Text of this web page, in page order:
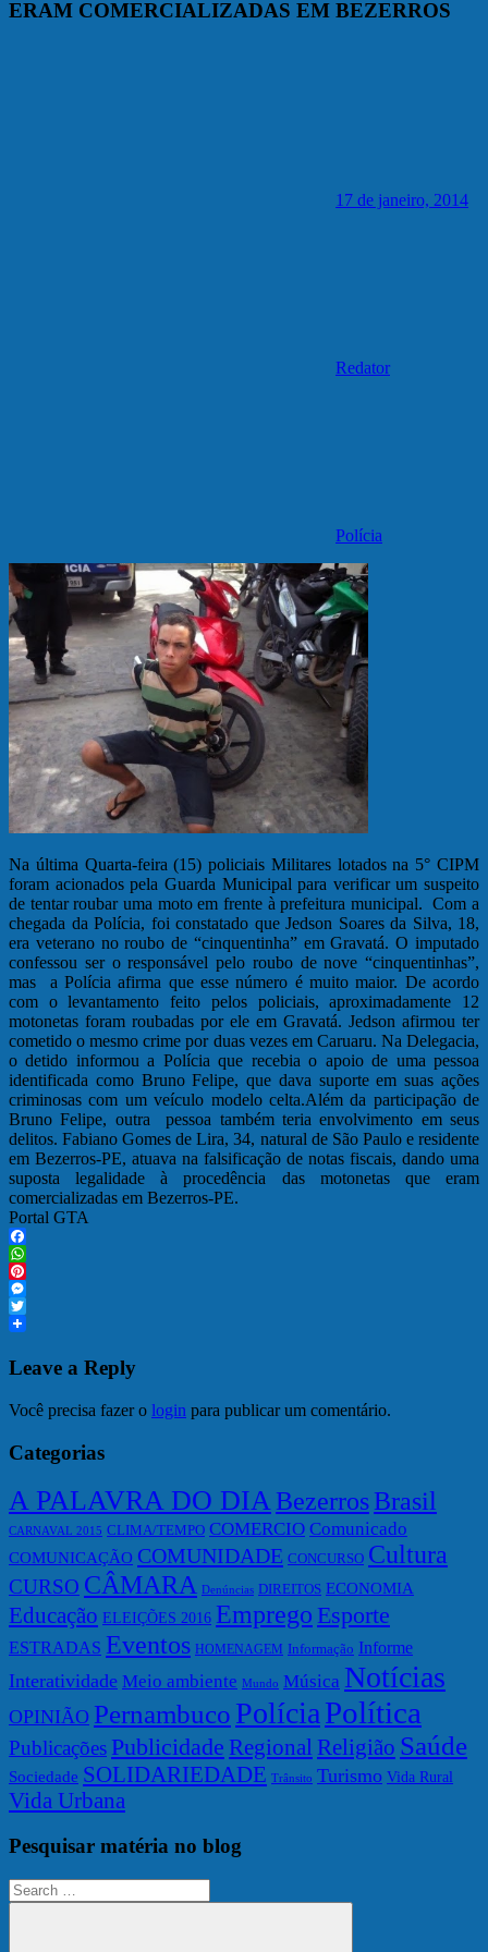
ERAM COMERCIALIZADAS EM BEZERROS
17 de janeiro, 2014
Redator
Polícia
Na última Quarta-feira (15) policiais Militares lotados na 5° CIPM
foram acionados pela Guarda Municipal para verificar um suspeito
de tentar roubar uma moto em frente à prefeitura municipal. Com a
chegada da Polícia, foi constatado que Jedson Soares da Silva, 18,
era veterano no roubo de “cinquentinha” em Gravatá. O imputado
confessou ser o responsável pelo roubo de nove “cinquentinhas”,
mas a Polícia afirma que esse número é muito maior. De acordo
com o levantamento feito pelos policiais, aproximadamente 12
motonetas foram roubadas por ele em Gravatá. Jedson afirmou ter
cometido o mesmo crime por duas vezes em Caruaru. Na Delegacia,
o detido informou a Polícia que recebia o apoio de uma pessoa
identificada como Bruno Felipe, que dava suporte em suas ações
criminosas com um veículo modelo celta.Além da participação de
Bruno Felipe, outra pessoa também teria envolvimento em seus
delitos. Fabiano Gomes de Lira, 34, natural de São Paulo e residente
em Bezerros-PE, atuava na falsificação de notas fiscais, dando uma
suposta legalidade à procedência das motonetas que eram
comercializadas em Bezerros-PE.
Portal GTA
Facebook
WhatsApp
Pinterest
Messenger
Twitter
Leave a Reply
Você precisa fazer o login para publicar um comentário.
Categorias
A PALAVRA DO DIABezerrosBrasil
CARNAVAL 2015 CLIMA/TEMPO COMERCIO Comunicado
COMUNICAÇÃO COMUNIDADE CONCURSO Cultura
CURSO CÂMARA Denúncias DIREITOS ECONOMIA
Educação ELEIÇÕES 2016 Emprego Esporte
ESTRADAS Eventos HOMENAGEM Informação Informe
Interatividade Meio ambiente Mundo Música Notícias
OPINIÃO Pernambuco PolíciaPolítica
Publicações Publicidade Regional Religião Saúde
Sociedade SOLIDARIEDADE Trânsito Turismo Vida Rural
Vida Urbana
Pesquisar matéria no blog
Search
for: